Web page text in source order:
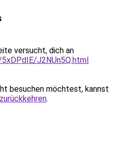
versucht, dich an
J2NUn5Q.html
besuchen möchtest, kannst
.